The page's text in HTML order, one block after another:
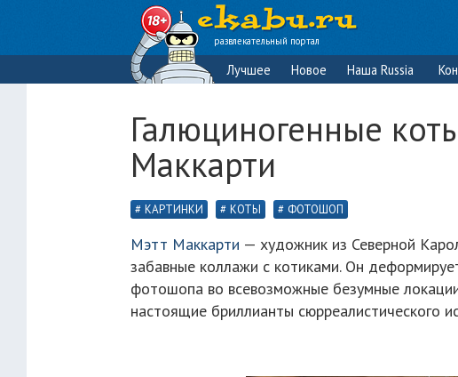
развлекательный портал
Лучшее Новое Наша Russia
Галюциногенные
Маккарти
КАРТИНКИ КОТЫ ФОТОШОП
Мэтт Маккарти — художник из Северной
забавные коллажи с котиками. Он
фотошопа во всевозможные безумные
настоящие бриллианты сюрреалистического